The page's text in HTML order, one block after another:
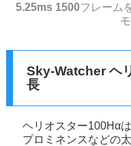
5.25ms 1500フレー
Sky-Watcher ヘ
長
ヘリオスター100Hα
プロミネンスなどの